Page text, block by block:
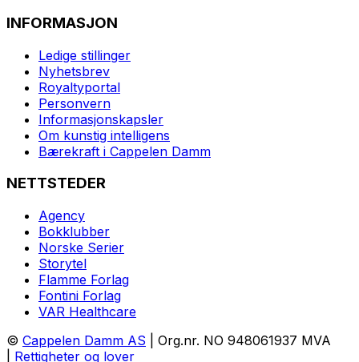
INFORMASJON
Ledige stillinger
Nyhetsbrev
Royaltyportal
Personvern
Informasjonskapsler
Om kunstig intelligens
Bærekraft i Cappelen Damm
NETTSTEDER
Agency
Bokklubber
Norske Serier
Storytel
Flamme Forlag
Fontini Forlag
VAR Healthcare
© Cappelen Damm AS | Org.nr. NO 948061937 MVA
Rettigheter og lover